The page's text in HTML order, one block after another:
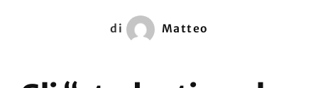
di Matteo